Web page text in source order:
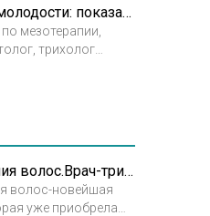
Коктейль молодости: показания и противопоказания мезотерапии
мезотерапии,
трихолог
появления
Мезотерапия волос.Врач-трихолог Вохмянин Александр Викторович
волос-новейшая
уже приобрела